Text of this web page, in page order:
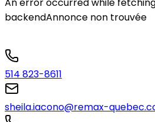
backendAnnonce non trouvée
514 823-8611
sheila.iacono@remax-